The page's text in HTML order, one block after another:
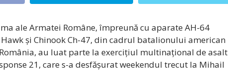
ale Armatei Române, împreună cu aparate AH-64
și Chinook Ch-47, din cadrul batalionului american
au luat parte la exercițiul multinațional de asalt
21, care s-a desfășurat weekendul trecut la Mihail